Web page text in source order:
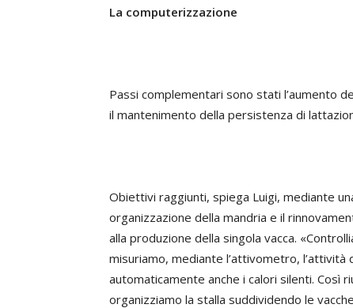
La computerizzazione
Passi complementari sono stati l’aumento
il mantenimento della persistenza di
Obiettivi raggiunti, spiega Luigi, mediante
organizzazione della mandria e il
alla produzione della singola vacca.
misuriamo, mediante l’attivometro,
automaticamente anche i calori silenti. Così
organizziamo la stalla suddividendo le